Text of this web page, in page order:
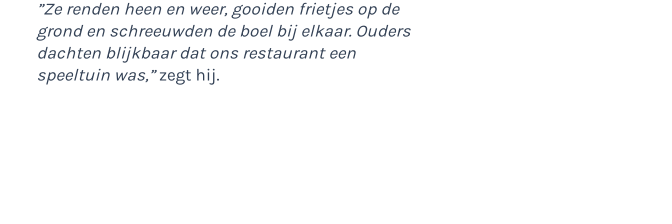
”Ze renden heen en weer, gooiden frietjes op de
grond en schreeuwden de boel bij elkaar. Ouders
dachten blijkbaar dat ons restaurant een
speeltuin was,”zegt hij.